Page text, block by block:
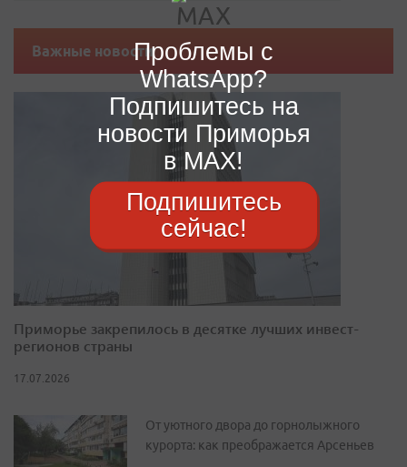
Важные новости
Приморье закрепилось в десятке лучших инвест-
регионов страны
17.07.2026
От уютного двора до горнолыжного
курорта: как преображается Арсеньев
Проблемы с
WhatsApp?
Подпишитесь на
новости Приморья
в MAX!
Подпишитесь
сейчас!